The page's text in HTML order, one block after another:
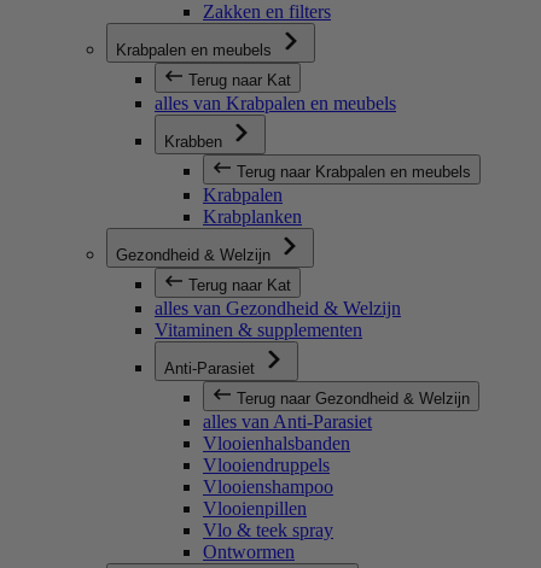
Zakken en filters
Krabpalen en meubels
Terug naar Kat
alles van Krabpalen en meubels
Krabben
Terug naar Krabpalen en meubels
Krabpalen
Krabplanken
Gezondheid & Welzijn
Terug naar Kat
alles van Gezondheid & Welzijn
Vitaminen & supplementen
Anti-Parasiet
Terug naar Gezondheid & Welzijn
alles van Anti-Parasiet
Vlooienhalsbanden
Vlooiendruppels
Vlooienshampoo
Vlooienpillen
Vlo & teek spray
Ontwormen